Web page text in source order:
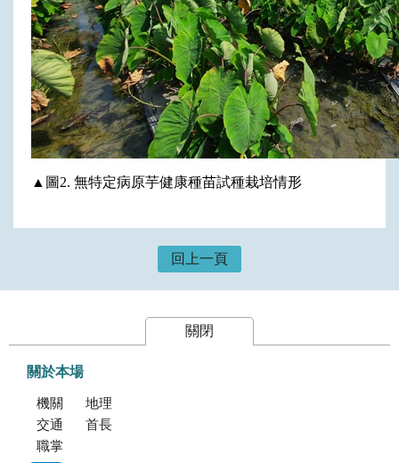
▲ 圖2. 無特定病原芋健康種苗試種栽培情形
回上一頁
關閉
關於本場
機關簡介
地理位置及農業環境
交通指南
首長專區
職掌與組織編制